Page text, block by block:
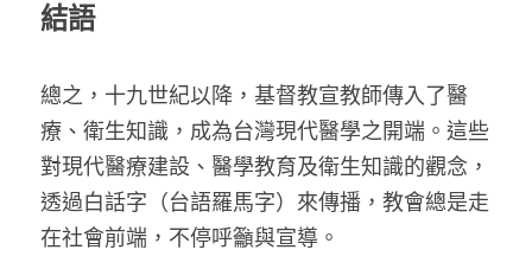
結語
總之，十九世紀以降，基督教宣教師傳入了醫
療、衛生知識，成為台灣現代醫學之開端。這些
對現代醫療建設、醫學教育及衛生知識的觀念，
透過白話字（台語羅馬字）來傳播，教會總是走
在社會前端，不停呼籲與宣導。